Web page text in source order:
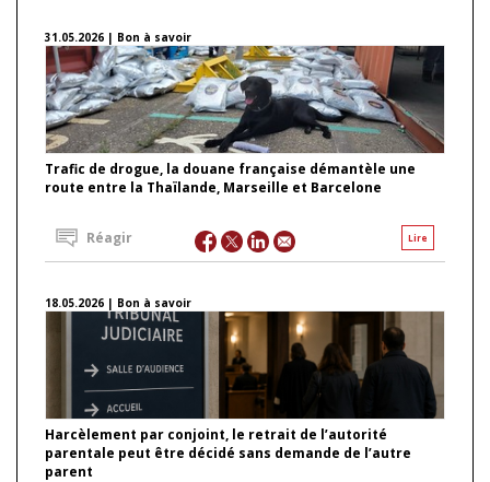
31.05.2026 | Bon à savoir
Trafic de drogue, la douane française démantèle une
route entre la Thaïlande, Marseille et Barcelone
Lire
Réagir
18.05.2026 | Bon à savoir
Harcèlement par conjoint, le retrait de l’autorité
parentale peut être décidé sans demande de l’autre
parent